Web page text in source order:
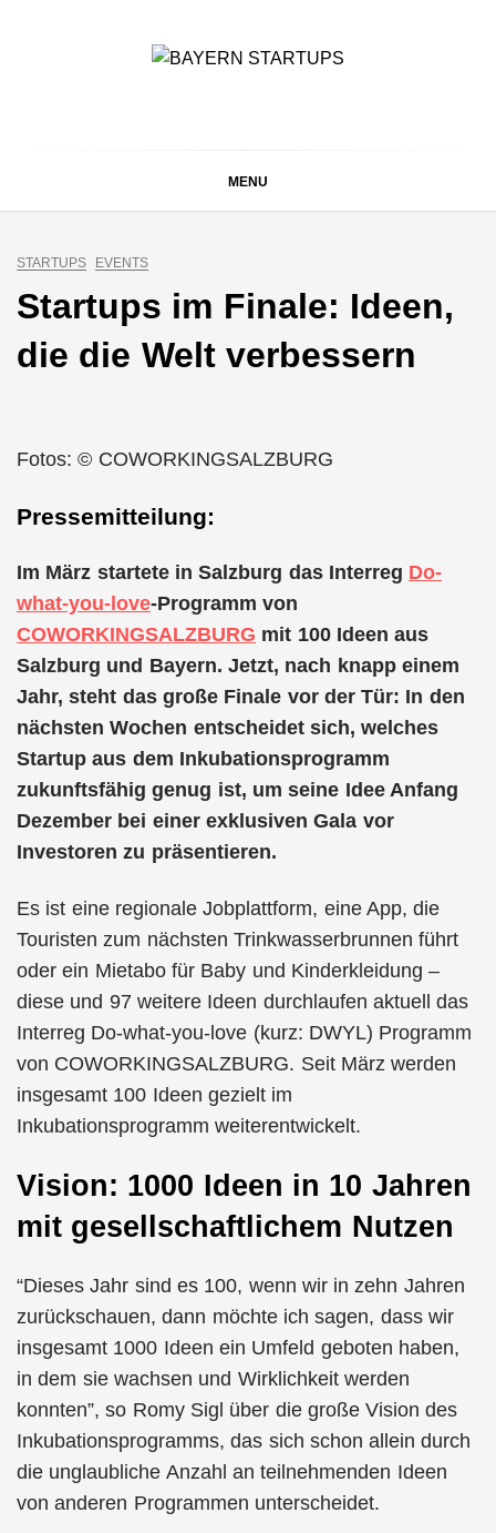
MENU
STARTUPS EVENTS
Startups im Finale: Ideen,
die die Welt verbessern
Fotos: © COWORKINGSALZBURG
Pressemitteilung:
Im März startete in Salzburg das Interreg Do-
what-you-love-Programm von
COWORKINGSALZBURG mit 100 Ideen aus
Salzburg und Bayern. Jetzt, nach knapp einem
Jahr, steht das große Finale vor der Tür: In den
nächsten Wochen entscheidet sich, welches
Startup aus dem Inkubationsprogramm
zukunftsfähig genug ist, um seine Idee Anfang
Dezember bei einer exklusiven Gala vor
Investoren zu präsentieren.
Es ist eine regionale Jobplattform, eine App, die
Touristen zum nächsten Trinkwasserbrunnen führt
oder ein Mietabo für Baby und Kinderkleidung –
diese und 97 weitere Ideen durchlaufen aktuell das
Interreg Do-what-you-love (kurz: DWYL) Programm
von COWORKINGSALZBURG. Seit März werden
insgesamt 100 Ideen gezielt im
Inkubationsprogramm weiterentwickelt.
Vision: 1000 Ideen in 10 Jahren
mit gesellschaftlichem Nutzen
“Dieses Jahr sind es 100, wenn wir in zehn Jahren
zurückschauen, dann möchte ich sagen, dass wir
insgesamt 1000 Ideen ein Umfeld geboten haben,
in dem sie wachsen und Wirklichkeit werden
konnten”, so Romy Sigl über die große Vision des
Inkubationsprogramms, das sich schon allein durch
die unglaubliche Anzahl an teilnehmenden Ideen
von anderen Programmen unterscheidet.